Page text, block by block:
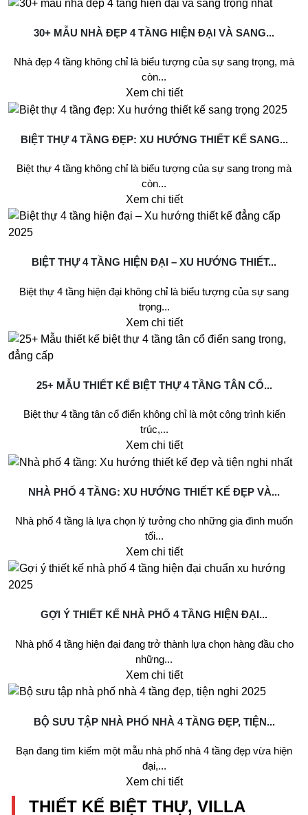
30+ MẪU NHÀ ĐẸP 4 TẦNG HIỆN ĐẠI VÀ SANG...
Nhà đẹp 4 tầng không chỉ là biểu tượng của sự sang trọng, mà
còn...
Xem chi tiết
BIỆT THỰ 4 TẦNG ĐẸP: XU HƯỚNG THIẾT KẾ SANG...
Biệt thự 4 tầng không chỉ là biểu tượng của sự sang trọng mà
còn...
Xem chi tiết
BIỆT THỰ 4 TẦNG HIỆN ĐẠI – XU HƯỚNG THIẾT...
Biệt thự 4 tầng hiện đại không chỉ là biểu tượng của sự sang
trọng...
Xem chi tiết
25+ MẪU THIẾT KẾ BIỆT THỰ 4 TẦNG TÂN CỔ...
Biệt thự 4 tầng tân cổ điển không chỉ là một công trình kiến
trúc,...
Xem chi tiết
NHÀ PHỐ 4 TẦNG: XU HƯỚNG THIẾT KẾ ĐẸP VÀ...
Nhà phố 4 tầng là lựa chọn lý tưởng cho những gia đình muốn
tối...
Xem chi tiết
GỢI Ý THIẾT KẾ NHÀ PHỐ 4 TẦNG HIỆN ĐẠI...
Nhà phố 4 tầng hiện đại đang trở thành lựa chọn hàng đầu cho
những...
Xem chi tiết
BỘ SƯU TẬP NHÀ PHỐ NHÀ 4 TẦNG ĐẸP, TIỆN...
Bạn đang tìm kiếm một mẫu nhà phố nhà 4 tầng đẹp vừa hiện
đại,...
Xem chi tiết
THIẾT KẾ BIỆT THỰ, VILLA